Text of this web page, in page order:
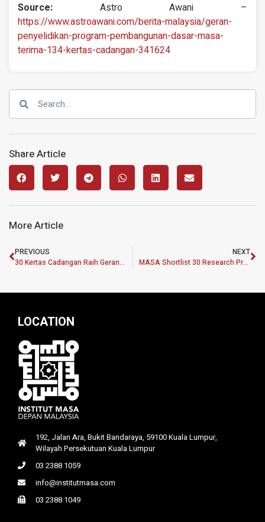
Source: Astro Awani –
https://www.astroawani.com/berita-malaysia/geran-
penyelidikan-program-pembangunan-dasar-masa-
terima-134-kertas-cadangan-341624
Share Article
More Article
PREVIOUS
30 Kertas Cadangan Raih Geran Penyelidikan Polisi MASA
NEXT
MASA Shortlist 30 Research Proposals Focusing On Strategies Under NRP
LOCATION
192, Jalan Ara, Bukit Bandaraya, 59100 Kuala Lumpur,
Wilayah Persekutuan Kuala Lumpur
03 2388 1059
info@institutmasa.com
03 2388 1049